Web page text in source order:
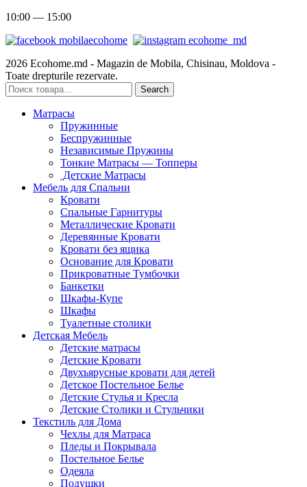
10:00 — 15:00
2026 Ecohome.md - Magazin de Mobila, Chisinau, Moldova -
Toate drepturile rezervate.
Search
Матрасы
Пружинные
Беспружинные
Независимые Пружины
Тонкие Матрасы — Топперы
Детские Матрасы
Мебель для Спальни
Кровати
Спальные Гарнитуры
Металлические Кровати
Деревянные Кровати
Кровати без ящика
Основание для Кровати
Прикроватные Тумбочки
Банкетки
Шкафы-Купе
Шкафы
Туалетные столики
Детская Мебель
Детские матрасы
Детские Кровати
Двухъярусные кровати для детей
Детское Постельное Белье
Детские Стулья и Кресла
Детские Столики и Стульчики
Текстиль для Дома
Чехлы для Матраса
Пледы и Покрывала
Постельное Белье
Одеяла
Подушки